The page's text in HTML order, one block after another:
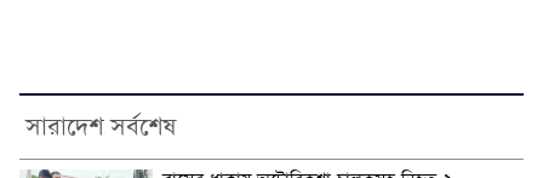
সারাদেশ সর্বশেষ